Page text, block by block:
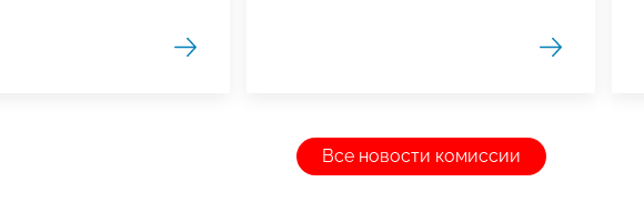
Все новости комиссии